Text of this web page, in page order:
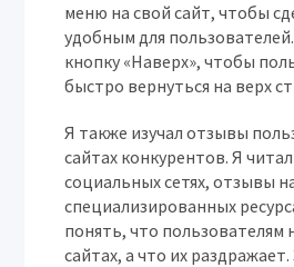
меню на свой сайт, чтобы
удобным для
кнопку «Наверх», чтобы
быстро вернуться на верх
Я также изучал отзывы
сайтах конкурентов. Я
социальных сетях, отзывы
специализированных
понять, что пользователям
сайтах, а что их